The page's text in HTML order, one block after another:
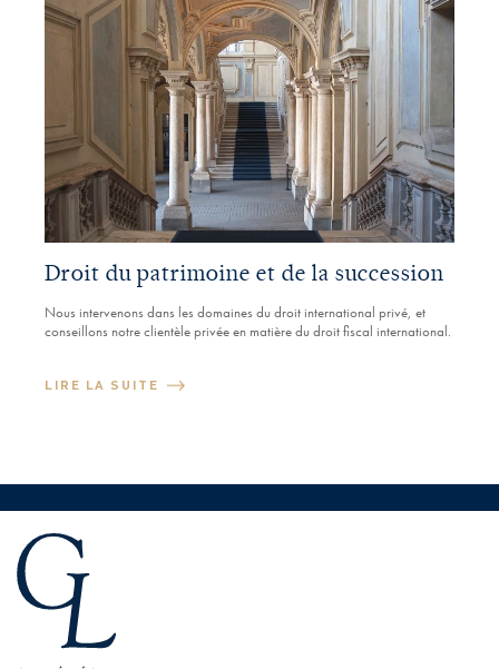
Droit du patrimoine et de la succession
Nous intervenons dans les domaines du droit international privé, et
conseillons notre clientèle privée en matière du droit fiscal international.
LIRE LA SUITE